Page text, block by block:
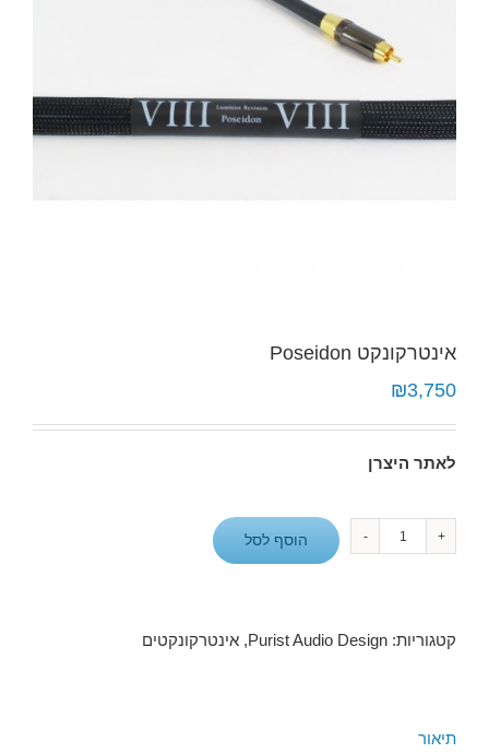
אינטרקונקט Poseidon
₪3,750
לאתר היצרן
כמות
של
הוסף לסל
קטגוריות: Purist Audio Design
, אינטרקונקטים
תיאור